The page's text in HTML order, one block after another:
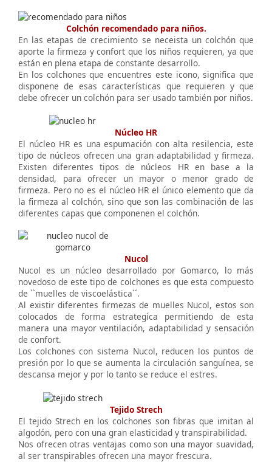
Colchón recomendado para niños.
En las etapas de crecimiento se neceista un colchón que
aporte la firmeza y confort que los niños requieren, ya que
están en plena etapa de constante desarrollo.
En los colchones que encuentres este icono, significa que
disponene de esas características que requieren y que
debe ofrecer un colchón para ser usado también por niños.
Núcleo HR
El núcleo HR es una espumación con alta resilencia, este
tipo de núcleos ofrecen una gran adaptabilidad y firmeza.
Existen diferentes tipos de núcleos HR en base a la
densidad, para ofrecer un mayor o menor grado de
firmeza. Pero no es el núcleo HR el único elemento que da
la firmeza al colchón, sino que son las combinación de las
diferentes capas que componenen el colchón.
Nucol
Nucol es un núcleo desarrollado por Gomarco, lo más
novedoso de este tipo de colchones es que esta compuesto
de ``muelles de viscoelástica´´.
Al existir diferentes firmezas de muelles Nucol, estos son
colocados de forma estrategíca permitiendo de esta
manera una mayor ventilación, adaptabilidad y sensación
de confort.
Los colchones con sistema Nucol, reducen los puntos de
presión por lo que se aumenta la circulación sanguínea, se
descansa mejor y por lo tanto se reduce el estres.
Tejido Strech
El tejido Strech en los colchones son fibras que imitan al
algodón, pero con una gran elasticidad y transpirabilidad.
Nos ofrecen otras ventajas como son una mayor suavidad,
al ser transpirables ofrecen una mayor frescura.